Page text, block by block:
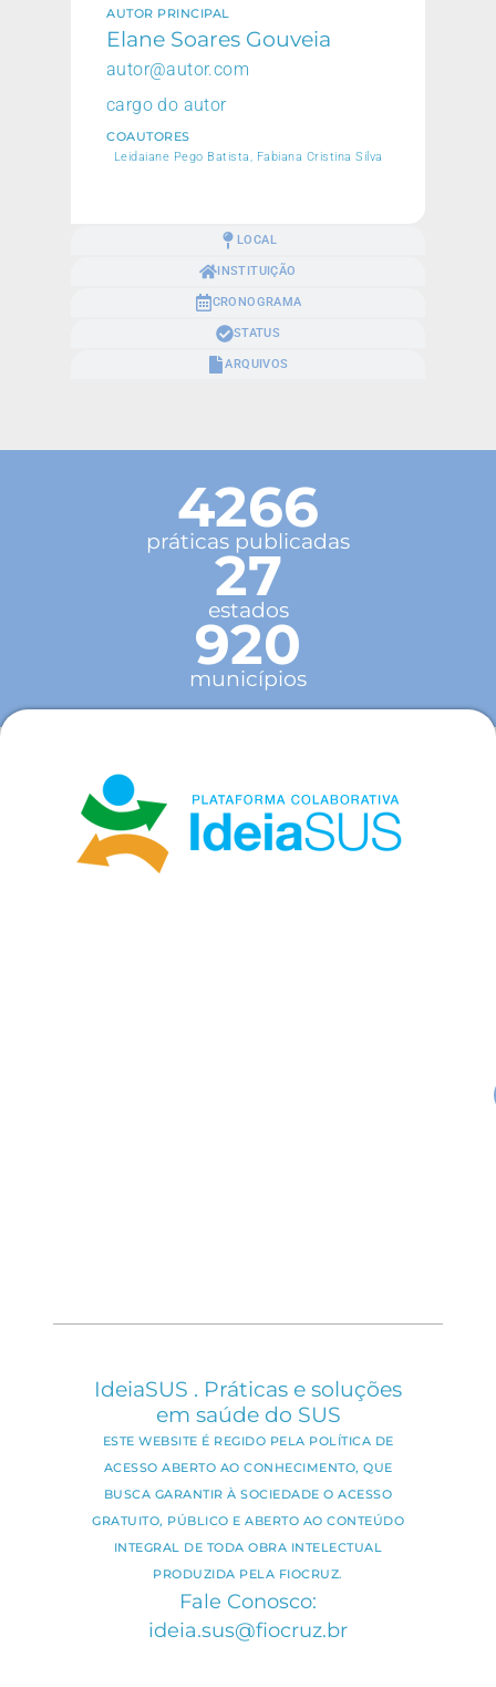
LOCAL
INSTITUIÇÃO
CRONOGRAMA
STATUS
ARQUIVOS
AUTOR PRINCIPAL
Elane Soares Gouveia
autor@autor.com
cargo do autor
COAUTORES
Leidaiane Pego Batista, Fabiana Cristina Silva
4266
práticas publicadas
27
estados
920
municípios
IdeiaSUS . Práticas e soluções
em saúde do SUS
ESTE WEBSITE É REGIDO PELA POLÍTICA DE
ACESSO ABERTO AO CONHECIMENTO, QUE
BUSCA GARANTIR À SOCIEDADE O ACESSO
GRATUITO, PÚBLICO E ABERTO AO CONTEÚDO
INTEGRAL DE TODA OBRA INTELECTUAL
PRODUZIDA PELA FIOCRUZ.
Fale Conosco:
ideia.sus@fiocruz.br